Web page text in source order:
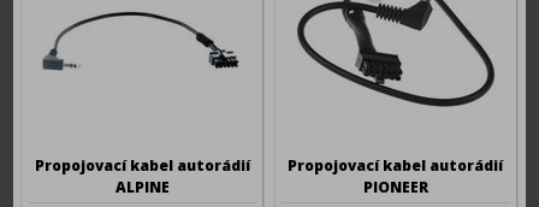
Propojovací kabel autorádií
ALPINE
Propojovací kabel autorádií
PIONEER